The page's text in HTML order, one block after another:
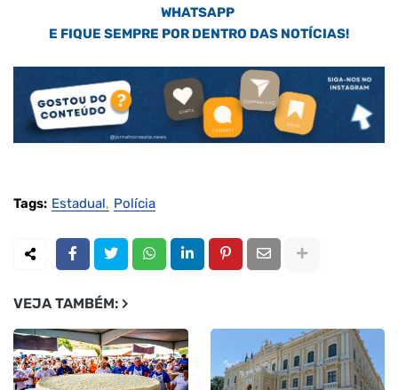
WHATSAPP
E FIQUE SEMPRE POR DENTRO DAS NOTÍCIAS!
Tags: Estadual Polícia
VEJA TAMBÉM: